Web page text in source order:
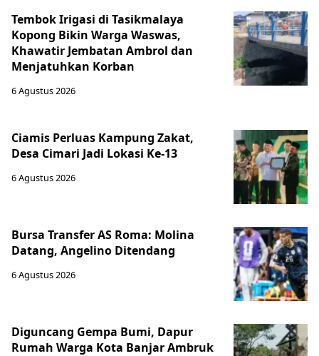
Tembok Irigasi di Tasikmalaya
Kopong Bikin Warga Waswas,
Khawatir Jembatan Ambrol dan
Menjatuhkan Korban
6 Agustus 2026
Ciamis Perluas Kampung Zakat,
Desa Cimari Jadi Lokasi Ke-13
6 Agustus 2026
Bursa Transfer AS Roma: Molina
Datang, Angelino Ditendang
6 Agustus 2026
Diguncang Gempa Bumi, Dapur
Rumah Warga Kota Banjar Ambruk